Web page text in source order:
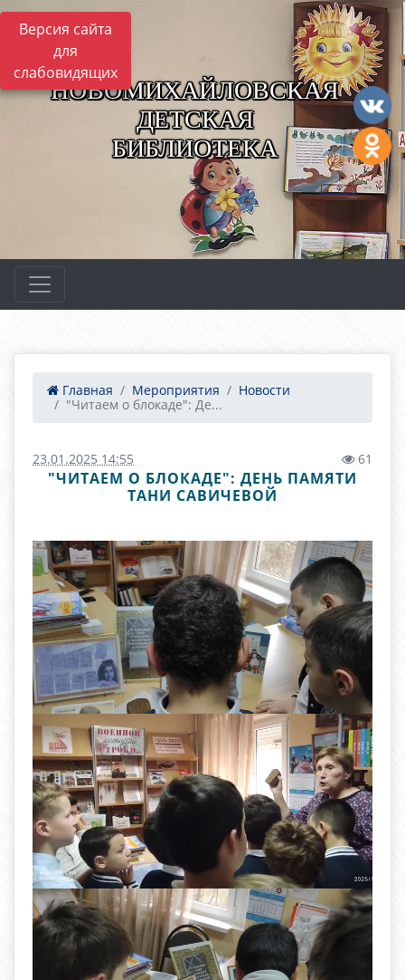
Версия сайта
для
слабовидящих
НОВОМИХАЙЛОВСКАЯ
ДЕТСКАЯ
БИБЛИОТЕКА
Главная Мероприятия
Новости
"Читаем о блокаде": Де...
23.01.2025 14:55 61
"ЧИТАЕМ О БЛОКАДЕ": ДЕНЬ ПАМЯТИ
ТАНИ САВИЧЕВОЙ